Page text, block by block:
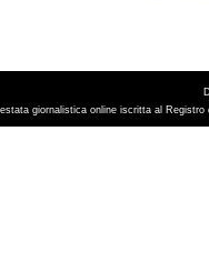
giornalistica online iscritta al